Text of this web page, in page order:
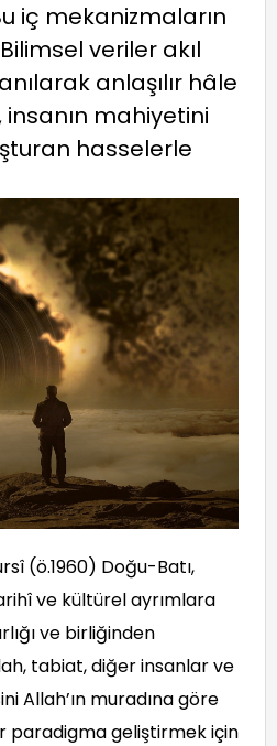
iç mekanizmaların
veriler akıl
anlaşılır hâle
mahiyetini
hasselerle
(ö.1960) Doğu-Batı,
ve kültürel ayrımlara
ve birliğinden
tabiat, diğer insanlar ve
Allah’ın muradına göre
paradigma geliştirmek için